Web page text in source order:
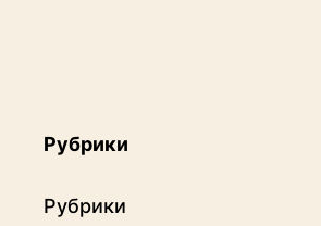
Рубрики
Рубрики